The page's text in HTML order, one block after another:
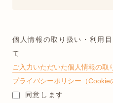
個人情報の取り扱い・利用
て
ご入力いただいた個人情報の取
プライバシーポリシー（Cookie
同意します